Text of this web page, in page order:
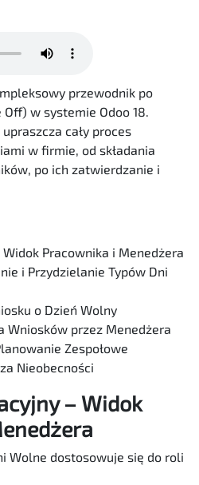
przewodnik po
w systemie Odoo 18.
cały proces
w firmie, od składania
po ich zatwierdzanie i
Pracownika i Menedżera
i Przydzielanie Typów Dni
o Dzień Wolny
Wniosków przez Menedżera
Zespołowe
Nieobecności
– Widok
Wolne dostosowuje się do roli